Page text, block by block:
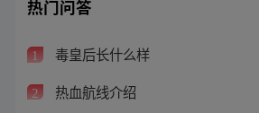
热门问答
1 毒皇后长什么样
2 热血航线介绍